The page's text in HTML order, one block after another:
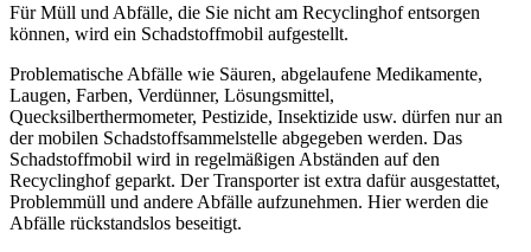
Für Müll und Abfälle, die Sie nicht am Recyclinghof entsorgen
können, wird ein Schadstoffmobil aufgestellt.
Problematische Abfälle wie Säuren, abgelaufene Medikamente,
Laugen, Farben, Verdünner, Lösungsmittel,
Quecksilberthermometer, Pestizide, Insektizide usw. dürfen nur an
der mobilen Schadstoffsammelstelle abgegeben werden. Das
Schadstoffmobil wird in regelmäßigen Abständen auf den
Recyclinghof geparkt. Der Transporter ist extra dafür ausgestattet,
Problemmüll und andere Abfälle aufzunehmen. Hier werden die
Abfälle rückstandslos beseitigt.